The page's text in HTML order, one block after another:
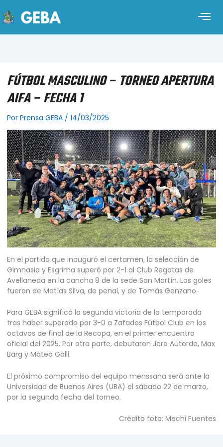
FÚTBOL MASCULINO – TORNEO APERTURA
AIFA – FECHA 1
Por Prensa GEBA / 14/03/2025
En el partido que inauguró el certamen, la selección de
Gimnasia y Esgrima superó por 2-1 al Club Regatas de
Avellaneda en la cancha 8 de la sede San Martín. Los goles
fueron de Matías Silva, de penal, y de Tomás Genzano.
Para GEBA significó la segunda victoria de la temporada
tras haber superado por 3-0 a Zafados Fútbol Club en los
octavos de final de la Recopa, en el primer encuentro
oficial del 2025. Por otra parte, debutaron Jero Autorde, Max
Barg y Mateo Galli.
El próximo compromiso del equipo menssana será ante la
Universidad de Buenos Aires (UBA) el sábado 22 de marzo,
por la segunda fecha del torneo.
Crédito foto: Mechi Fuentes